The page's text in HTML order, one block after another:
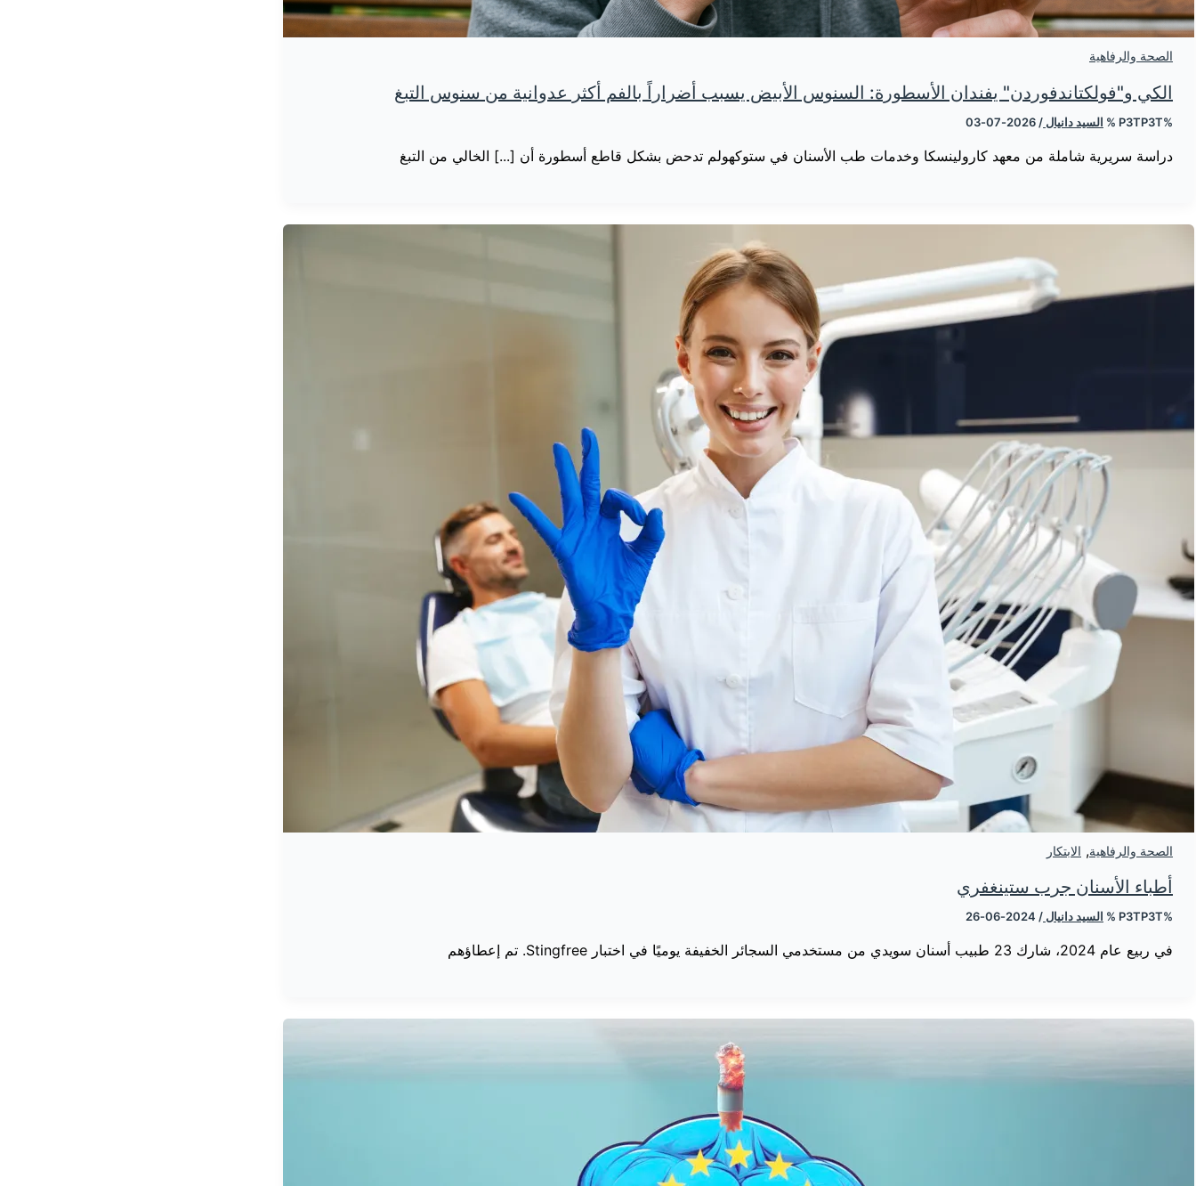
الصحة والرفاهية
الكي و"فولكتاندفوردن" يفندان الأسطورة: السنوس الأبيض يسبب أضراراً بالفم أكثر عدوانية من سنوس التبغ
%P3TP3T % السيد دانيال /
2026-07-03
دراسة سريرية شاملة من معهد كارولينسكا وخدمات طب الأسنان في ستوكهولم تدحض بشكل قاطع أسطورة أن [...] الخالي من التبغ
الصحة والرفاهية, الابتكار
أطباء الأسنان جرب ستينغفري
%P3TP3T % السيد دانيال /
2024-06-26
في ربيع عام 2024، شارك 23 طبيب أسنان سويدي من مستخدمي السجائر الخفيفة يوميًا في اختبار Stingfree. تم إعطاؤهم